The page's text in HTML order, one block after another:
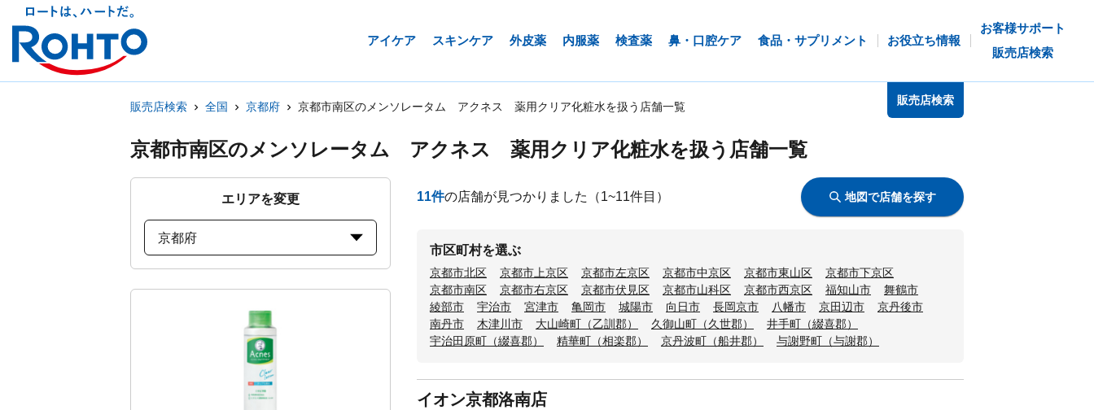
アイケア スキンケア 外皮薬 内服薬 検査薬 鼻・口腔ケア 食品・サプリメント お役立ち情報
お客様サポート
販売店検索
販売店検索 全国 京都府 京都市南区のメンソレータム アクネス 薬用クリア化粧水を扱う店舗一覧 販売店検索
京都市南区のメンソレータム アクネス 薬用クリア化粧水を扱う店舗一覧
エリアを変更
京都府
11件の店舗が見つかりました （1~11件目） 地図で店舗を探す
市区町村を選ぶ
京都市北区 京都市上京区 京都市左京区 京都市中京区 京都市東山区
京都市下京区
京都市南区
京都市右京区 京都市伏見区 京都市山科区 京都市西京区 福知山市
舞鶴市
綾部市
宇治市 宮津市 亀岡市 城陽市 向日市 長岡京市 八幡市 京田辺市
京丹後市
南丹市
木津川市 大山崎町（乙訓郡） 久御山町（久世郡）
井手町（綴喜郡）
宇治田原町（綴喜郡）
精華町（相楽郡） 京丹波町（船井郡） 与謝野町（与謝郡）
イオン京都洛南店